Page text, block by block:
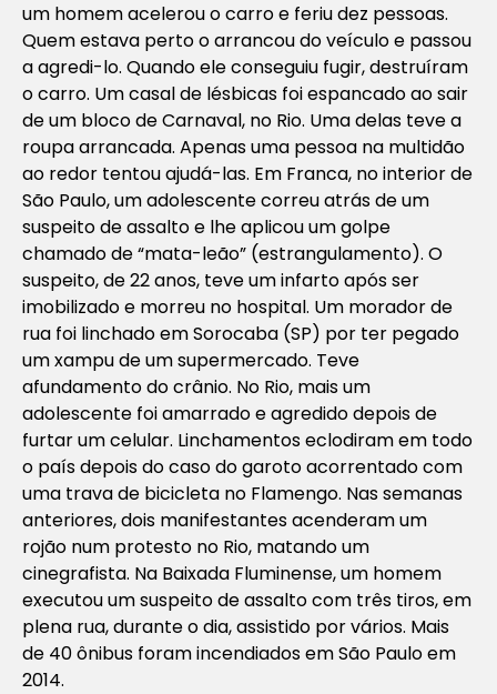
um homem acelerou o carro e feriu dez pessoas.
Quem estava perto o arrancou do veículo e passou
a agredi-lo. Quando ele conseguiu fugir, destruíram
o carro. Um casal de lésbicas foi espancado ao sair
de um bloco de Carnaval, no Rio. Uma delas teve a
roupa arrancada. Apenas uma pessoa na multidão
ao redor tentou ajudá-las. Em Franca, no interior de
São Paulo, um adolescente correu atrás de um
suspeito de assalto e lhe aplicou um golpe
chamado de “mata-leão” (estrangulamento). O
suspeito, de 22 anos, teve um infarto após ser
imobilizado e morreu no hospital. Um morador de
rua foi linchado em Sorocaba (SP) por ter pegado
um xampu de um supermercado. Teve
afundamento do crânio. No Rio, mais um
adolescente foi amarrado e agredido depois de
furtar um celular. Linchamentos eclodiram em todo
o país depois do caso do garoto acorrentado com
uma trava de bicicleta no Flamengo. Nas semanas
anteriores, dois manifestantes acenderam um
rojão num protesto no Rio, matando um
cinegrafista. Na Baixada Fluminense, um homem
executou um suspeito de assalto com três tiros, em
plena rua, durante o dia, assistido por vários. Mais
de 40 ônibus foram incendiados em São Paulo em
2014.